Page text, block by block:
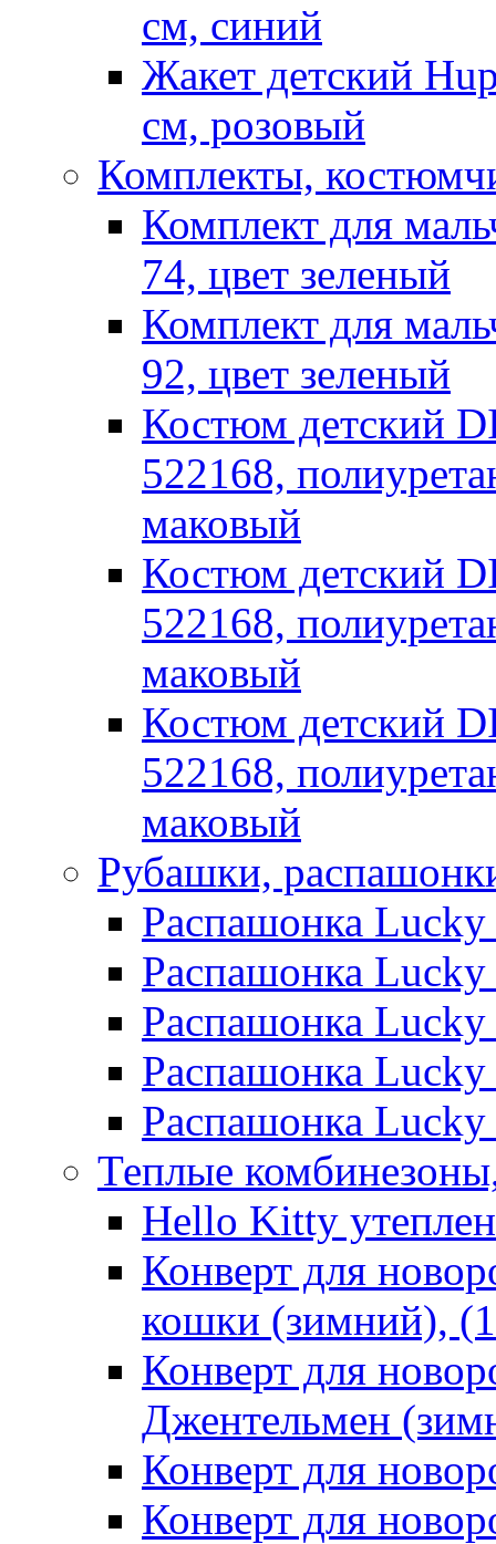
см, синий
Жакет детский
см, розовый
Комплекты,
Комплект для
74, цвет зеленый
Комплект для
92, цвет зеленый
Костюм детский
522168,
маковый
Костюм детский
522168,
маковый
Костюм детский
522168,
маковый
Рубашки,
Распашонка
Распашонка
Распашонка
Распашонка
Распашонка
Теплые
Hello Kitty
Конверт для
кошки (зимний),
Конверт для
Джентельмен
Конверт для
Конверт для